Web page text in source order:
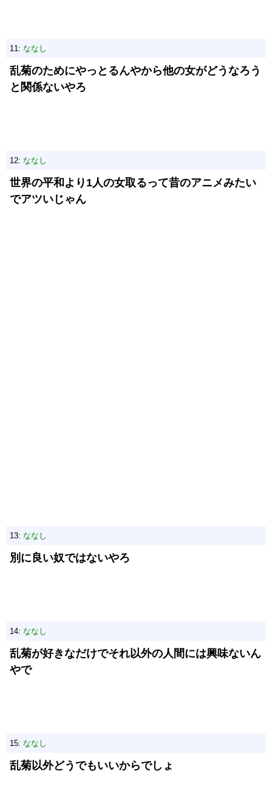
11: ななし
乱菊のためにやっとるんやから他の女がどうなろう
と関係ないやろ
12: ななし
世界の平和より1人の女取るって昔のアニメみたい
でアツいじゃん
13: ななし
別に良い奴ではないやろ
14: ななし
乱菊が好きなだけでそれ以外の人間には興味ないん
やで
15: ななし
乱菊以外どうでもいいからでしょ